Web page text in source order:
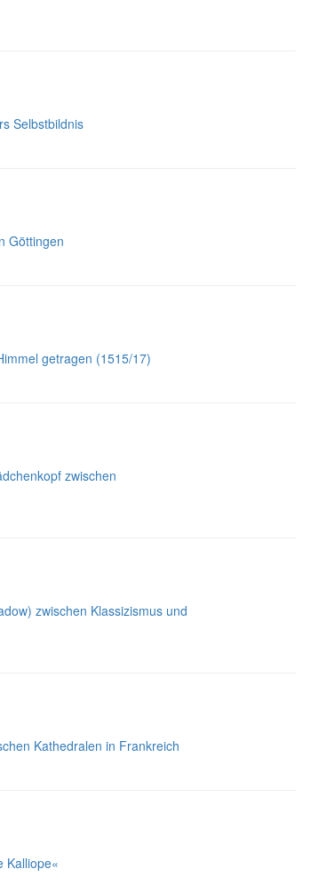
Selbstbildnis
Göttingen
getragen (1515/17)
zwischen
zwischen Klassizismus und
Kathedralen in Frankreich
Kalliope«